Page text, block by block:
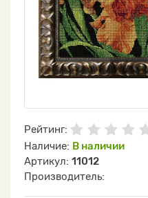
Рейтинг:
Наличие: В наличии
Артикул: 11012
Производитель: